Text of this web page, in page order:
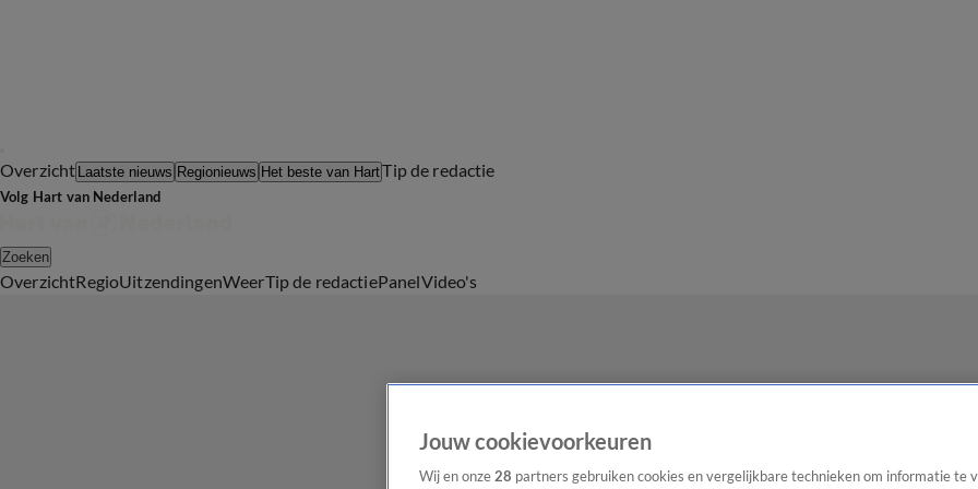
Overzicht Laatste nieuws Regionieuws Het beste van HartTip de redactie
Volg Hart van Nederland
Zoeken
OverzichtRegioUitzendingenWeerTip de redactiePanelVideo's
Jouw cookievoorkeuren
Wij en onze 28 partners gebruiken cookies en vergelijkbare technieken om informatie te